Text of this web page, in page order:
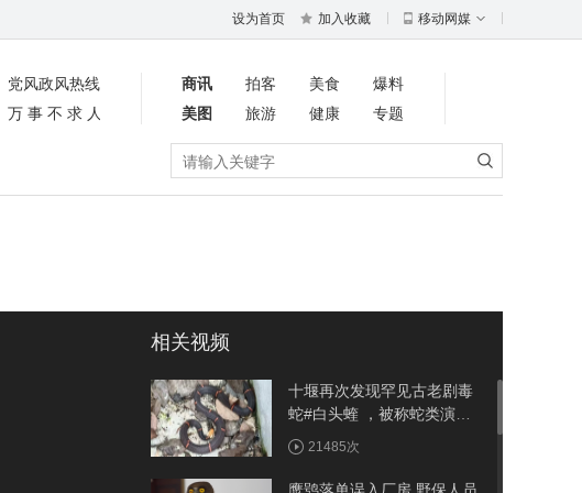
设为首页 加入收藏 移动网媒
党风政风热线
万事不求人
商讯 拍客 美食
爆料
美图
旅游 健康
专题
相关视频
十堰再次发现罕见古老剧毒
蛇#白头蝰 ，被称蛇类演化
的“活化石”
21485次